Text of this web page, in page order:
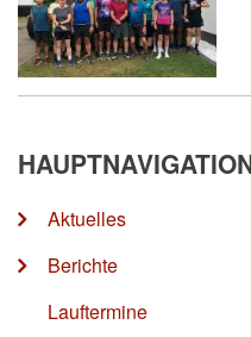
Aktuelles
Berichte
Lauftermine